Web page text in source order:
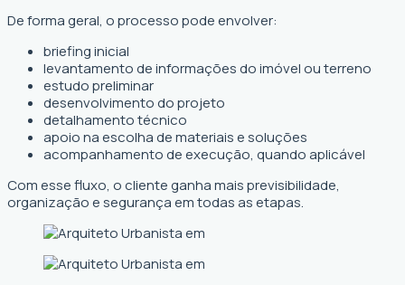
De forma geral, o processo pode envolver:
briefing inicial
levantamento de informações do imóvel ou terreno
estudo preliminar
desenvolvimento do projeto
detalhamento técnico
apoio na escolha de materiais e soluções
acompanhamento de execução, quando aplicável
Com esse fluxo, o cliente ganha mais previsibilidade,
organização e segurança em todas as etapas.